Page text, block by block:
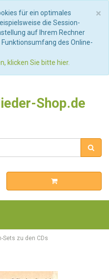
×
für ein optimales
die Session-
auf Ihrem Rechner
des Online-
klicken Sie bitte hier.
Shop.de
Sets zu den CDs